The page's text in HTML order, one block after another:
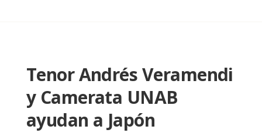
Tenor Andrés Veramendi
y Camerata UNAB
ayudan a Japón